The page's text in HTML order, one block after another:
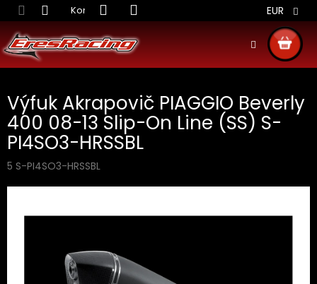
Prejsť
na
obsah
Kontakt Obchodné podmienky Doprava
EUR
KOŠÍK
Výfuk Akrapovič PIAGGIO Beverly
400 08-13 Slip-On Line (SS) S-
PI4SO3-HRSSBL
5 S-PI4SO3-HRSSBL